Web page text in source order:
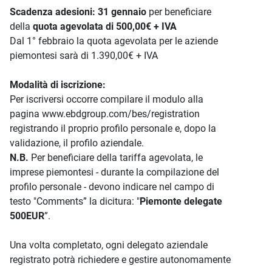
Scadenza adesioni: 31 gennaio per beneficiare
della quota agevolata di 500,00€ + IVA
Dal 1° febbraio la quota agevolata per le aziende
piemontesi sarà di 1.390,00€ + IVA
Modalità di iscrizione:
Per iscriversi occorre compilare il modulo alla
pagina www.ebdgroup.com/bes/registration
registrando il proprio profilo personale e, dopo la
validazione, il profilo aziendale.
N.B. Per beneficiare della tariffa agevolata, le
imprese piemontesi - durante la compilazione del
profilo personale - devono indicare nel campo di
testo "Comments” la dicitura: "Piemonte delegate
500EUR”.
Una volta completato, ogni delegato aziendale
registrato potrà richiedere e gestire autonomamente